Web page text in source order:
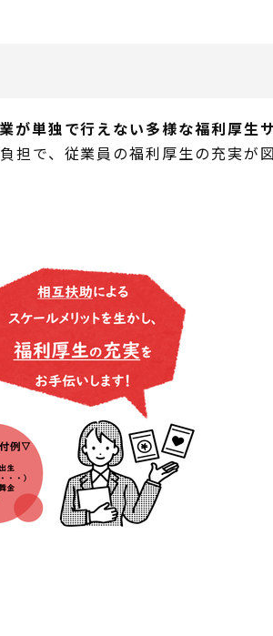
単独で行えない多様な福利厚生
で、従業員の福利厚生の充実が図